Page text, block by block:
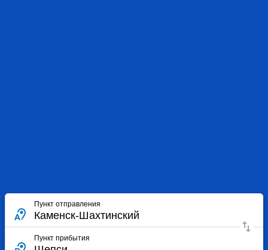
Пункт отправления
Пункт прибытия